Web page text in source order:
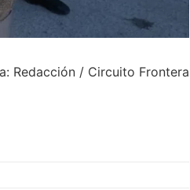
Redacción / Circuito Frontera